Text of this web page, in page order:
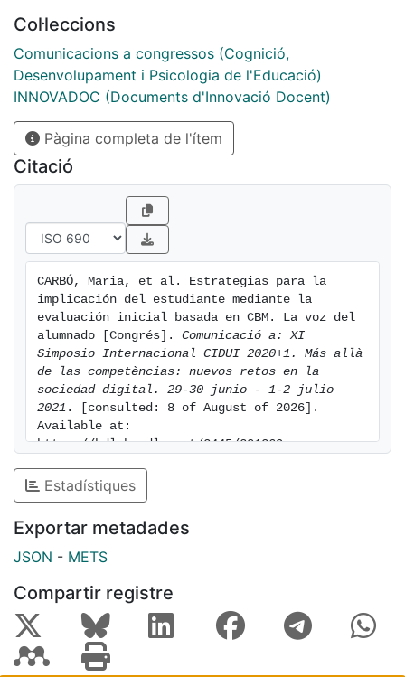
Col·leccions
Comunicacions a congressos (Cognició,
Desenvolupament i Psicologia de l'Educació)
INNOVADOC (Documents d'Innovació Docent)
Pàgina completa de l'ítem
Citació
CARBÓ, Maria, et al. Estrategias para la
implicación del estudiante mediante la
evaluación inicial basada en CBM. La voz del
alumnado [Congrés]. Comunicació a: XI
Simposio Internacional CIDUI 2020+1. Más allà
de las competèncias: nuevos retos en la
sociedad digital. 29-30 junio - 1-2 julio
2021 . [consulted: 8 of August of 2026].
Available at:
https://hdl.handle.net/2445/201269
Estadístiques
Exportar metadades
JSON - METS
Compartir registre